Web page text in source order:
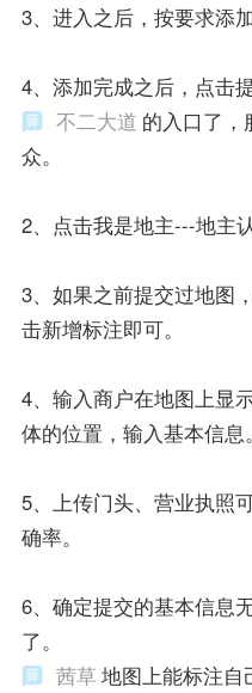
3、进入之后，按要求添
4、添加完成之后，点击
不二大道 的入口了，
众。
2、点击我是地主---地主
3、如果之前提交过地图
击新增标注即可。
4、输入商户在地图上显
体的位置，输入基本信息。
5、上传门头、营业执照
确率。
6、确定提交的基本信息
了。
茜草 地图上能标注自